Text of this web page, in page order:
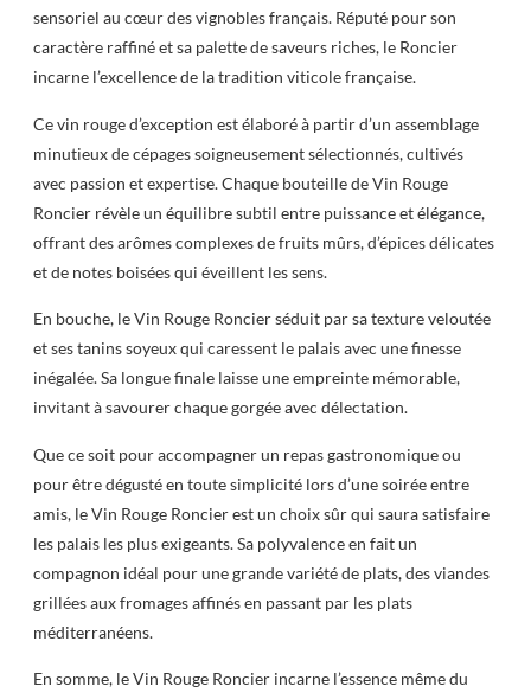
sensoriel au cœur des vignobles français. Réputé pour son
caractère raffiné et sa palette de saveurs riches, le Roncier
incarne l’excellence de la tradition viticole française.
Ce vin rouge d’exception est élaboré à partir d’un assemblage
minutieux de cépages soigneusement sélectionnés, cultivés
avec passion et expertise. Chaque bouteille de Vin Rouge
Roncier révèle un équilibre subtil entre puissance et élégance,
offrant des arômes complexes de fruits mûrs, d’épices délicates
et de notes boisées qui éveillent les sens.
En bouche, le Vin Rouge Roncier séduit par sa texture veloutée
et ses tanins soyeux qui caressent le palais avec une finesse
inégalée. Sa longue finale laisse une empreinte mémorable,
invitant à savourer chaque gorgée avec délectation.
Que ce soit pour accompagner un repas gastronomique ou
pour être dégusté en toute simplicité lors d’une soirée entre
amis, le Vin Rouge Roncier est un choix sûr qui saura satisfaire
les palais les plus exigeants. Sa polyvalence en fait un
compagnon idéal pour une grande variété de plats, des viandes
grillées aux fromages affinés en passant par les plats
méditerranéens.
En somme, le Vin Rouge Roncier incarne l’essence même du